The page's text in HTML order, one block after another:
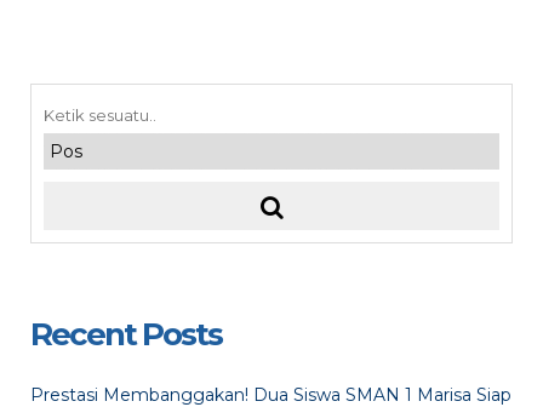
Recent Posts
Prestasi Membanggakan! Dua Siswa SMAN 1 Marisa Siap